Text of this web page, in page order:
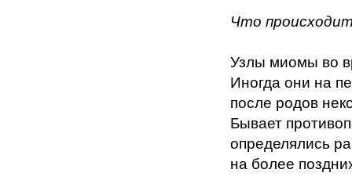
Что
Узлы миомы во
Иногда они на
после родов
Бывает
определялись
на более